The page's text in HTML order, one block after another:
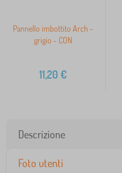
Pannello imbottito Arch -
grigio - CON
11,20 €
Descrizione
Foto utenti